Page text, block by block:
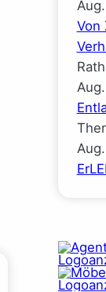
Aug.
Von
Aug.
Aug.